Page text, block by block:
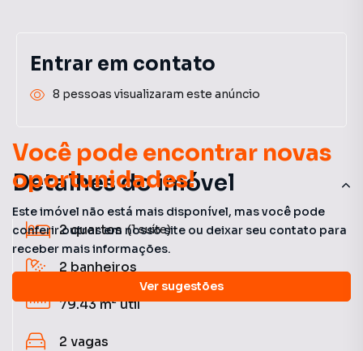
Você pode encontrar novas
oportunidades!
Este imóvel não está mais disponível, mas você pode
conferir outros em nosso site ou deixar seu contato para
receber mais informações.
Ver sugestões
Detalhes do imóvel
2quartos (1 suíte)
2 banheiros
79.43 m²útil
2 vagas
Entrar em contato
8 pessoas visualizaram este anúncio